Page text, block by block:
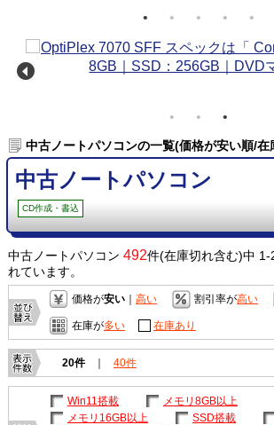
中古ノートパソコンの一覧(価格が安い順/在
中古ノートパソコン
CD作成・書込
中古ノートパソコン 492件(在庫切れ含む)中 1-
れています。
価格が安い｜ 高い 割引率が高い
在庫が多い 在庫あり
20件 ｜ 40件
Win11搭載
メモリ8GB以上
メモリ16GB以上
SSD搭載